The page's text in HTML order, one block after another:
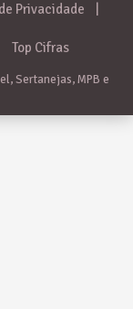
Privacidade
Top Cifras
Sertanejas, MPB e